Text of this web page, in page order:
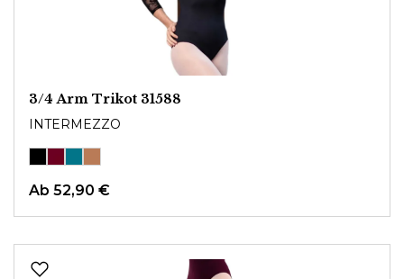
3/4 Arm Trikot 31588
INTERMEZZO
Ab 52,90 €